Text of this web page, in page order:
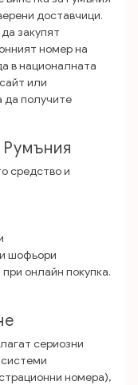
доставчици.
закупят
номер на
в националната
или
да получите
средство и
шофьори
онлайн покупка.
сериозни
системи
номера),